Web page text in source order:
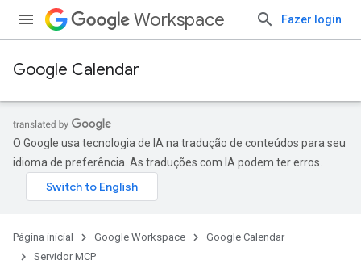
Workspace Fazer login
Google Calendar
O Google usa tecnologia de IA na tradução de conteúdos para seu
idioma de preferência. As traduções com IA podem ter erros.
Página inicial Google Workspace
Google Calendar
Servidor MCP